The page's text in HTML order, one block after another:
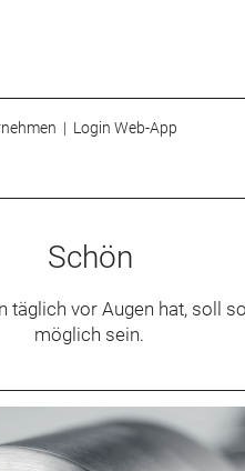
Login Web-App
Schön
täglich vor Augen hat, soll
möglich sein.